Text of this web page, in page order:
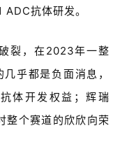
抗体研发。
裂，在2023年一整
乎都是负面消息，
体开发权益；辉瑞
个赛道的欣欣向荣